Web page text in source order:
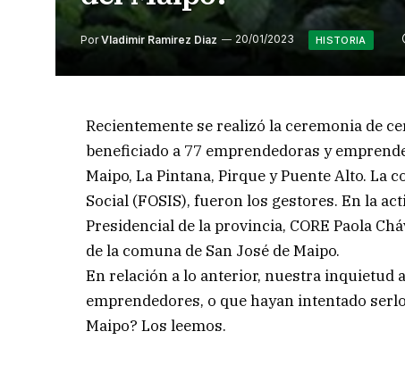
Por Vladimir Ramirez Diaz 20/01/2023 HISTORIA
Recientemente se realizó la ceremonia de
beneficiado a 77 emprendedoras y
Maipo, La Pintana, Pirque y Puente Alto. La
Social (FOSIS), fueron los gestores. En la
Presidencial de la provincia, CORE Paola
de la comuna de San José de Maipo.
En relación a lo anterior, nuestra inquietud
emprendedores, o que hayan intentado
Maipo? Los leemos.